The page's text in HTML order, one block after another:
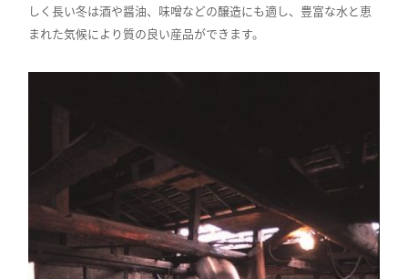
しく長い冬は酒や醤油、味噌などの醸造にも適し、豊富な水と恵
まれた気候により質の良い産品ができます。